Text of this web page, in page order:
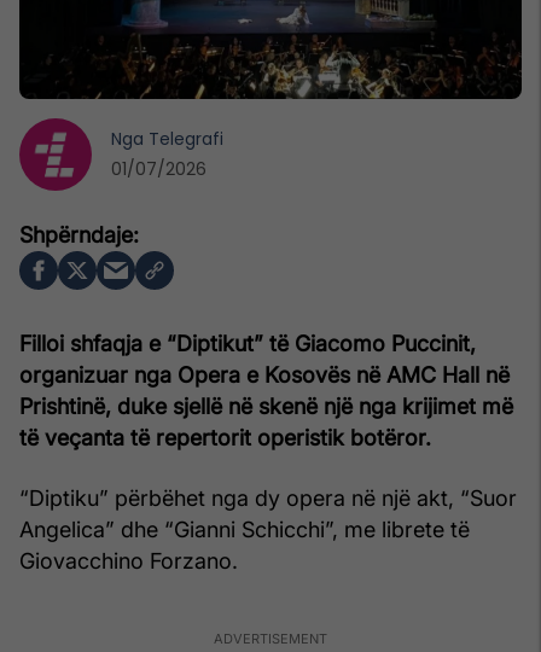
Filloi shfaqja e “Diptikut” të Giacomo Puccinit,
organizuar nga Opera e Kosovës në AMC Hall në
Prishtinë, duke sjellë në skenë një nga krijimet më
të veçanta të repertorit operistik botëror.
“Diptiku” përbëhet nga dy opera në një akt, “Suor
Angelica” dhe “Gianni Schicchi”, me librete të
Giovacchino Forzano.
Nga Telegrafi
01/07/2026